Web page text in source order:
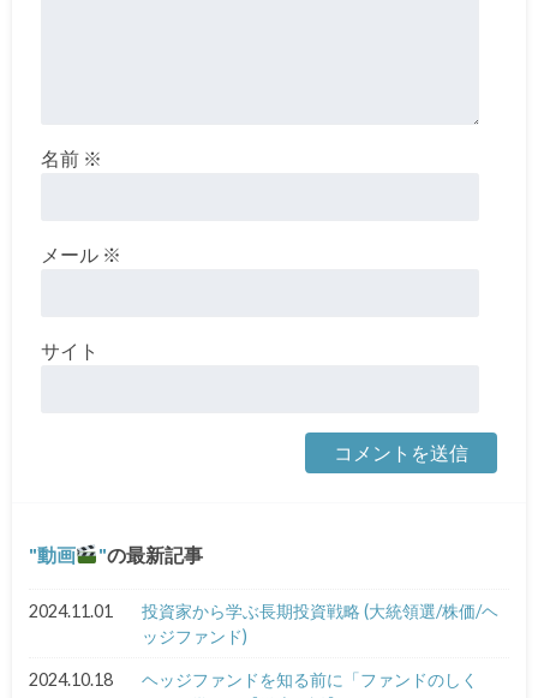
名前 ※
メール ※
サイト
動画 の最新記事
2024.11.01
投資家から学ぶ長期投資戦略 (大統領選/株価/ヘ
ッジファンド)
2024.10.18
ヘッジファンドを知る前に「ファンドのしく